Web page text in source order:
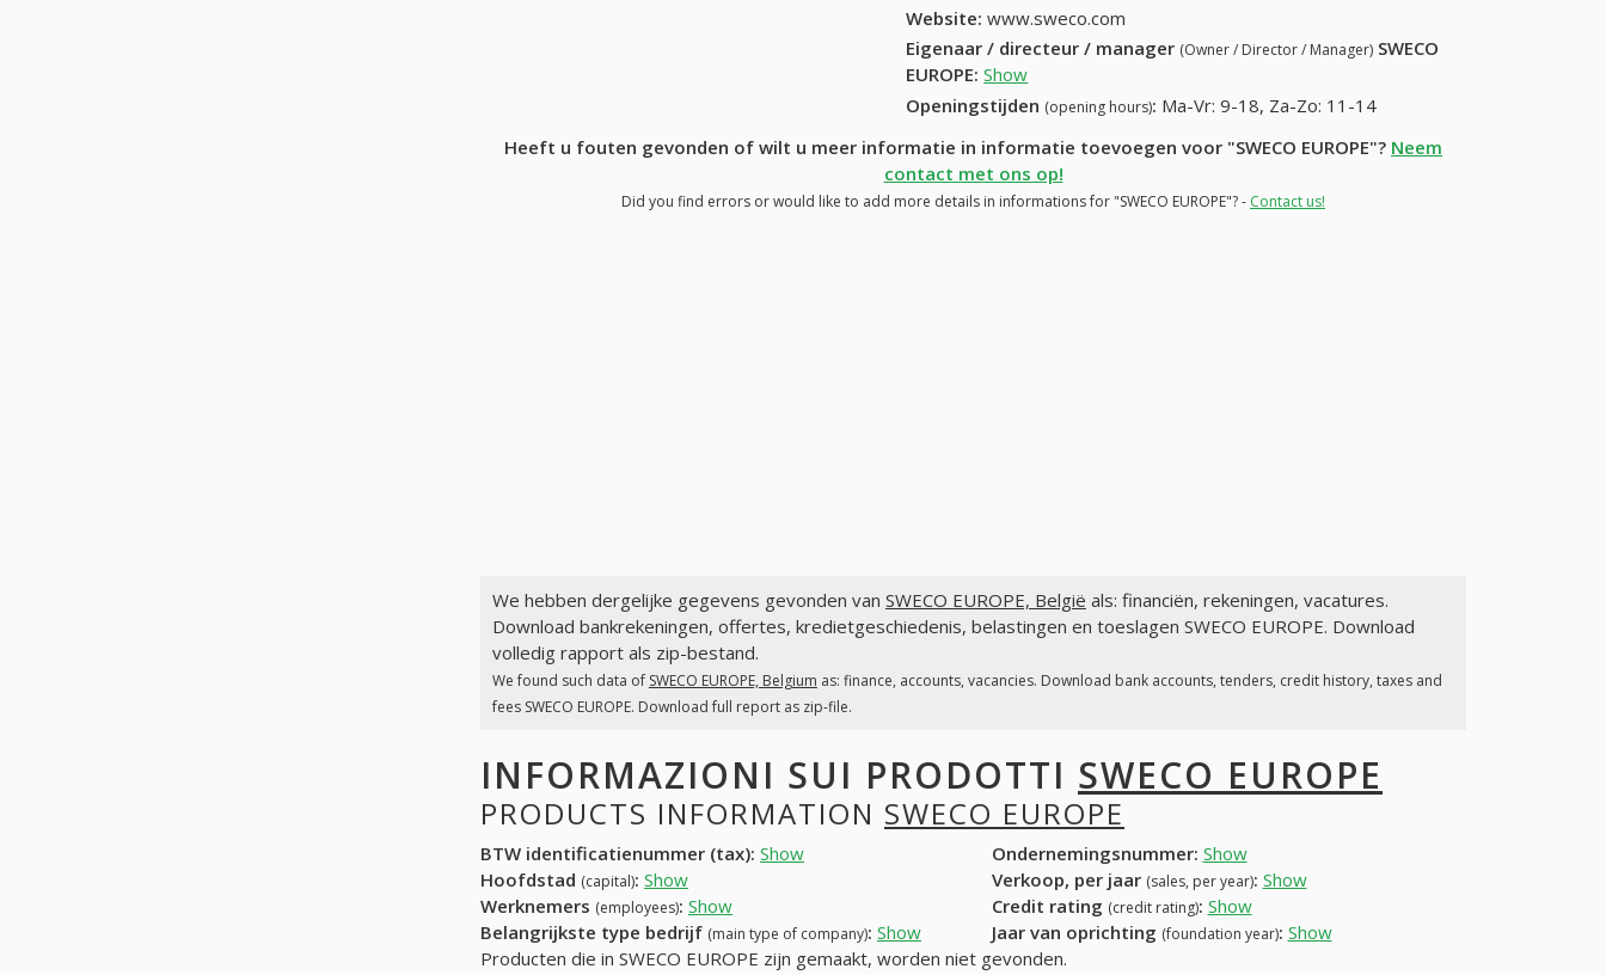
Website: www.sweco.com
Eigenaar / directeur / manager (Owner / Director / Manager) SWECO
EUROPE: Show
Openingstijden (opening hours): Ma-Vr: 9-18, Za-Zo: 11-14
Heeft u fouten gevonden of wilt u meer informatie in informatie toevoegen voor "SWECO EUROPE"? Neem
contact met ons op!
Did you find errors or would like to add more details in informations for "SWECO EUROPE"? - Contact us!
We hebben dergelijke gegevens gevonden van SWECO EUROPE, België als: financiën, rekeningen, vacatures.
Download bankrekeningen, offertes, kredietgeschiedenis, belastingen en toeslagen SWECO EUROPE. Download
volledig rapport als zip-bestand.
We found such data of SWECO EUROPE, Belgium as: finance, accounts, vacancies. Download bank accounts, tenders, credit history, taxes and
fees SWECO EUROPE. Download full report as zip-file.
INFORMAZIONI SUI PRODOTTI SWECO EUROPE
PRODUCTS INFORMATION SWECO EUROPE
BTW identificatienummer (tax): Show Ondernemingsnummer: Show
Hoofdstad (capital): Show Verkoop, per jaar (sales, per year): Show
Werknemers (employees): Show Credit rating (credit rating): Show
Belangrijkste type bedrijf (main type of company): Show Jaar van oprichting (foundation year): Show
Producten die in SWECO EUROPE zijn gemaakt, worden niet gevonden.